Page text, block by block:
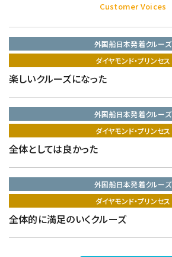
Customer Voices
外国船日本発着クルーズ
ダイヤモンド・プリンセス
楽しいクルーズになった
外国船日本発着クルーズ
ダイヤモンド・プリンセス
全体としては良かった
外国船日本発着クルーズ
ダイヤモンド・プリンセス
全体的に満足のいくクルーズ